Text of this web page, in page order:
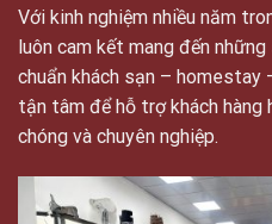
Với kinh nghiệm nhiều năm
luôn cam kết mang đến
chuẩn khách sạn – homestay
tận tâm để hỗ trợ khách hàng